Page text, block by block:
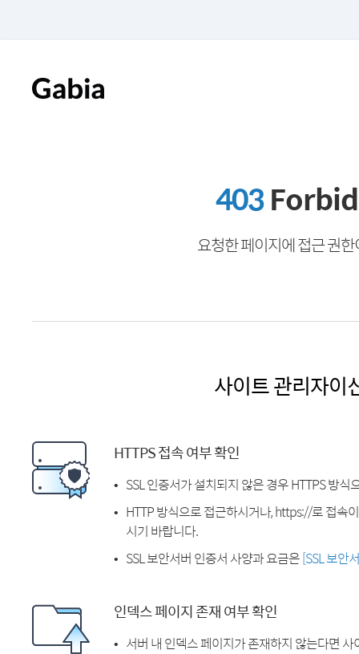
403
요청한 페이지에 접근 권
사이트 관리자이
HTTPS 접속 여부 확인
SSL 인증서가 설치되지 않은 경우 HTTPS 방식
HTTP 방식으로 접근하시거나, https://로 접속
시기 바랍니다.
SSL 보안서버 인증서 사양과 요금은[SSL 보안
인덱스 페이지 존재 여부 확인
서버 내 인덱스 페이지가 존재하지 않는다면